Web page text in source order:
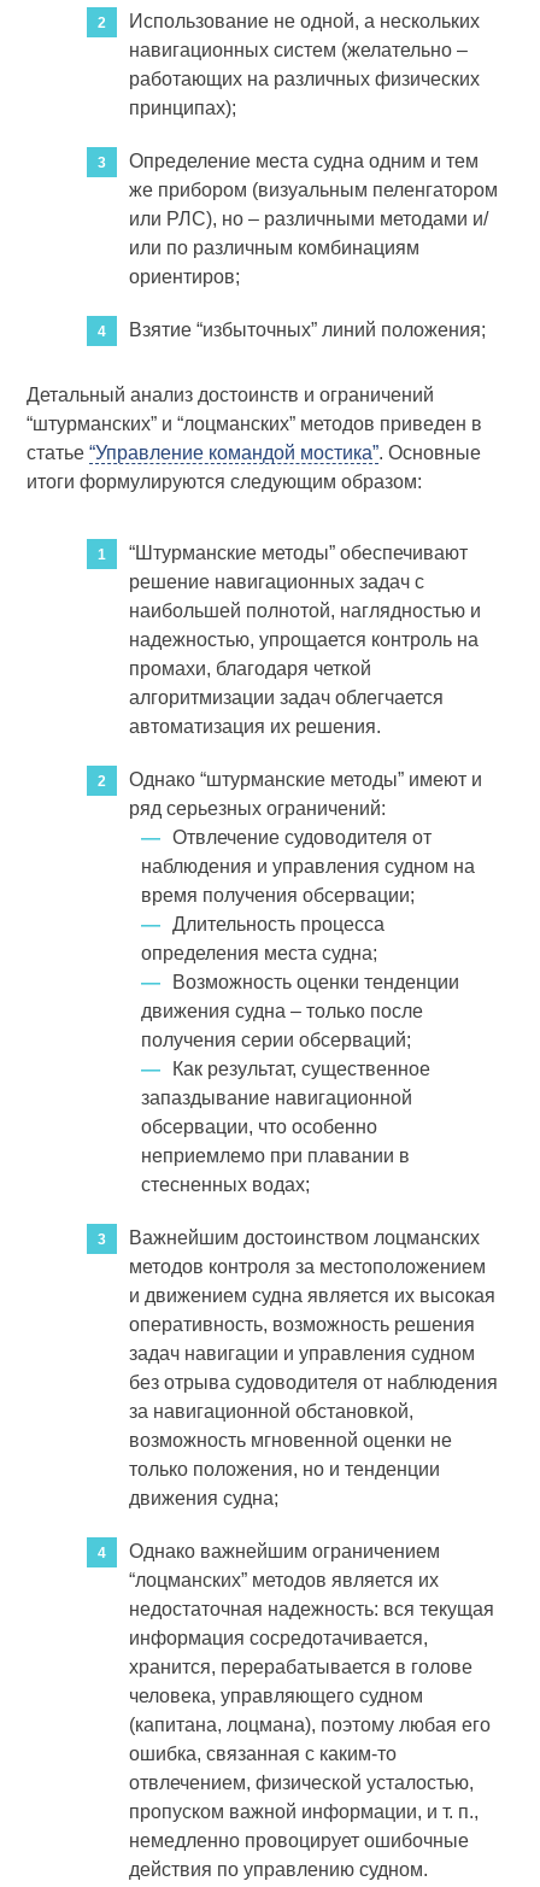
Использование не одной, а нескольких
навигационных систем (желательно –
работающих на различных физических
принципах);
Определение места судна одним и тем
же прибором (визуальным пеленгатором
или РЛС), но – различными методами и/
или по различным комбинациям
ориентиров;
Взятие “избыточных” линий положения;
Детальный анализ достоинств и ограничений
“штурманских” и “лоцманских” методов приведен в
статье“Управление командой мостика”. Основные
итоги формулируются следующим образом:
“Штурманские методы” обеспечивают
решение навигационных задач с
наибольшей полнотой, наглядностью и
надежностью, упрощается контроль на
промахи, благодаря четкой
алгоритмизации задач облегчается
автоматизация их решения.
Однако “штурманские методы” имеют и
ряд серьезных ограничений:
—
Отвлечение судоводителя от
наблюдения и управления судном на
время получения обсервации;
—
Длительность процесса
определения места судна;
—
Возможность оценки тенденции
движения судна – только после
получения серии обсерваций;
—
Как результат, существенное
запаздывание навигационной
обсервации, что особенно
неприемлемо при плавании в
стесненных водах;
Важнейшим достоинством лоцманских
методов контроля за местоположением
и движением судна является их высокая
оперативность, возможность решения
задач навигации и управления судном
без отрыва судоводителя от наблюдения
за навигационной обстановкой,
возможность мгновенной оценки не
только положения, но и тенденции
движения судна;
Однако важнейшим ограничением
“лоцманских” методов является их
недостаточная надежность: вся текущая
информация сосредотачивается,
хранится, перерабатывается в голове
человека, управляющего судном
(капитана, лоцмана), поэтому любая его
ошибка, связанная с каким-то
отвлечением, физической усталостью,
пропуском важной информации, и т. п.,
немедленно провоцирует ошибочные
действия по управлению судном.